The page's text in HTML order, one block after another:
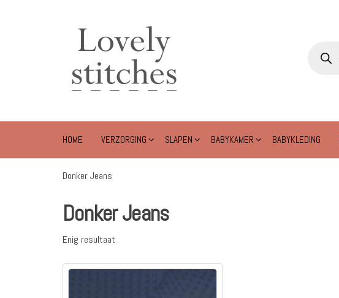
zoeken
HOME VERZORGING SLAPEN BABYKAMER BABYKLEDING
Donker Jeans
Donker Jeans
Enig resultaat